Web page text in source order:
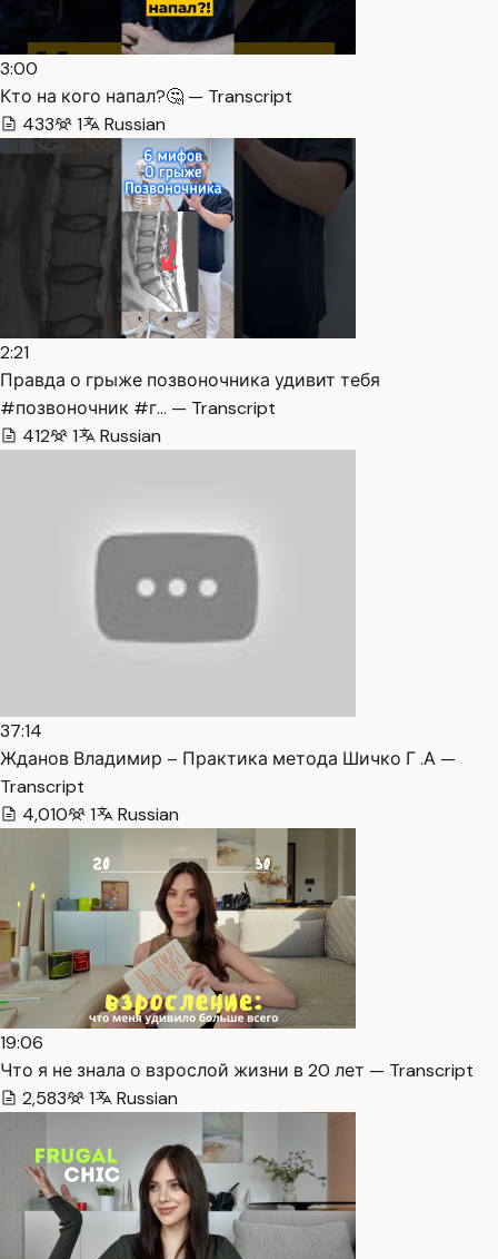
3:00
Кто на кого напал?🤔 — Transcript
433
1 Russian
2:21
Правда о грыже позвоночника удивит тебя
#позвоночник #г… — Transcript
412
1 Russian
37:14
Жданов Владимир – Практика метода Шичко Г .А —
Transcript
4,010
1 Russian
19:06
Что я не знала о взрослой жизни в 20 лет — Transcript
2,583
1 Russian